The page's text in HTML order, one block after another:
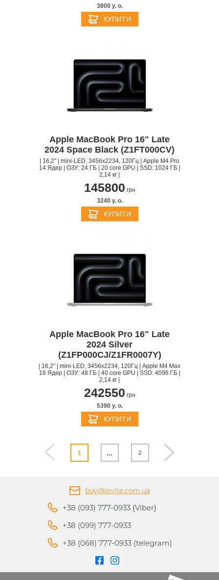
3800 y. о.
КУПИТИ
Apple MacBook Pro 16" Late
2024 Space Black (Z1FT000CV)
| 16,2" | mini-LED, 3456x2234, 120Гц | Apple M4 Pro
14 Ядер | ОЗУ: 24 ГБ | 20 core GPU | SSD: 1024 ГБ |
2,14 кг |
145800 грн
3240 y. о.
КУПИТИ
Apple MacBook Pro 16" Late
2024 Silver
(Z1FP000CJ/Z1FR0007Y)
| 16,2" | mini-LED, 3456x2234, 120Гц | Apple M4 Max
16 Ядер | ОЗУ: 48 ГБ | 40 core GPU | SSD: 4096 ГБ |
2,14 кг |
242550 грн
5390 y. о.
КУПИТИ
1 ... 2
buy@levite.com.ua
+38 (093) 777-0933 {Viber}
+38 (099) 777-0933
+38 (068) 777-0933 (telegram)